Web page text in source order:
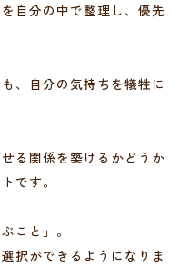
自分の中で整理し、優先
、自分の気持ちを犠牲に
る関係を築けるかどうか
です。
こと」。
択ができるようになりま